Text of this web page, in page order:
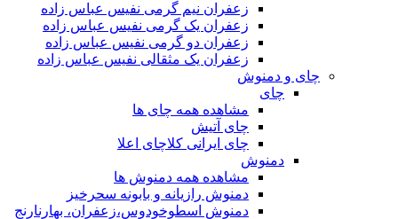
زعفران نیم گرمی نفیس عباس زاده
زعفران یک گرمی نفیس عباس زاده
زعفران دو گرمی نفیس عباس زاده
زعفران یک مثقالی نفیس عباس زاده
چای و دمنوش
چای
مشاهده همه چای ها
چای آتیش
چای ایرانی کلاچای اعلا
دمنوش
مشاهده همه دمنوش ها
دمنوش رازیانه و بابونه سحرخیز
دمنوش اسطوخودوس،زعفران، بهارنارنج